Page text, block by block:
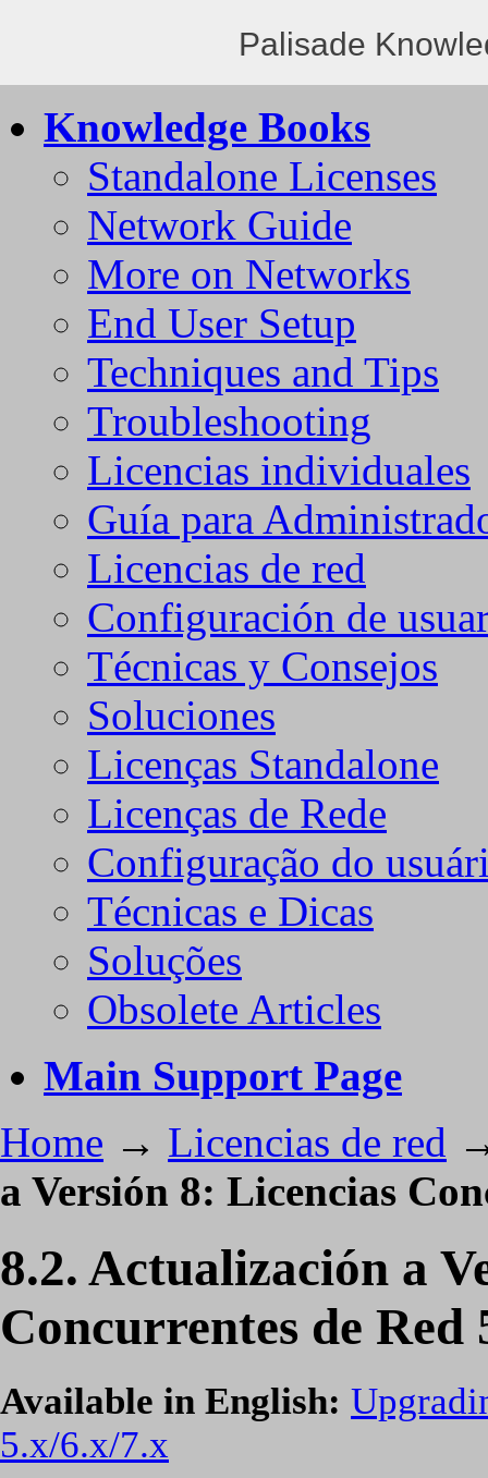
Palisade
Knowledge Books
Standalone Licenses
Network Guide
More on Networks
End User Setup
Techniques and Tips
Troubleshooting
Licencias individuales
Guía para
Licencias de red
Configuración de
Técnicas y Consejos
Soluciones
Licenças Standalone
Licenças de Rede
Configuração do
Técnicas e Dicas
Soluções
Obsolete Articles
Main Support Page
Home → Licencias de red
a Versión 8: Licencias
8.2. Actualización a
Concurrentes de Red
Available in English:
5.x/6.x/7.x